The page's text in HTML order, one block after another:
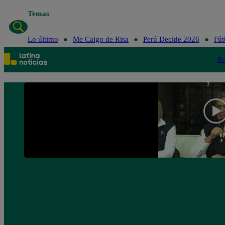
Temas
Lo último Me Caigo de Risa Perú Decide 2026